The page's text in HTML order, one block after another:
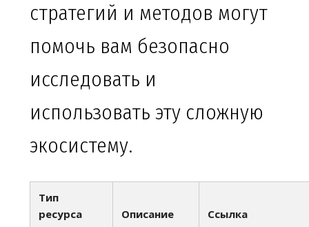
стратегий и методов могут
помочь вам безопасно
исследовать и
использовать эту сложную
экосистему.
Тип
ресурса
Описание Ссылка